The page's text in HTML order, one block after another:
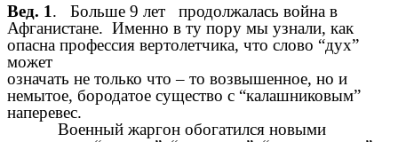
Вед. 1. Больше 9 лет продолжалась война в
Афганистане. Именно в ту пору мы узнали, как
опасна профессия вертолетчика, что слово “дух”
может
означать не только что – то возвышенное, но и
немытое, бородатое существо с “калашниковым”
наперевес.
Военный жаргон обогатился новыми